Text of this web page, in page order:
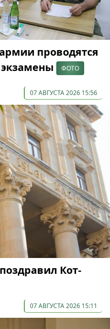
проводятся
ФОТО
07 АВГУСТА 2026 15:56
Кот-
07 АВГУСТА 2026 15:11